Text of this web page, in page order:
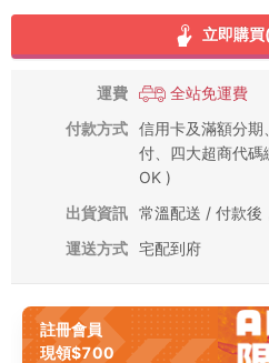
立即購
運費
全站免運費
付款方式 信用卡及滿額分
付、四大超商代碼
OK )
出貨資訊 常溫配送 / 付款後
運送方式 宅配到府
註冊會員
現領$700